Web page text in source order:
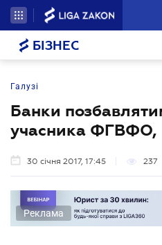
БІЗНЕС
Галузі
Банки
учасника ФГВФО,
30 січня 2017, 17:45 237
Реклама